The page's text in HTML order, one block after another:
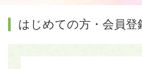
はじめての方・会員